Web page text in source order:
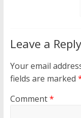
Leave a Reply
Your email
fields are marked
Comment*